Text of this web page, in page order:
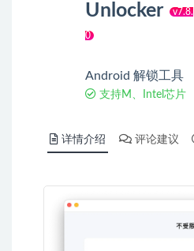
Unlocker
v7.8.
0
Android 解锁工具
支持M、Intel芯片
详情介绍 评论建议